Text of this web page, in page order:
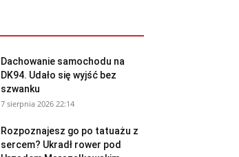
Dachowanie samochodu na
DK94. Udało się wyjść bez
szwanku
7 sierpnia 2026 22:14
Rozpoznajesz go po tatuażu z
sercem? Ukradł rower pod